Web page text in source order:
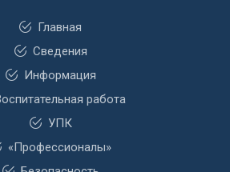
Главная
Сведения
Информация
работа
УПК
«Профессионалы»